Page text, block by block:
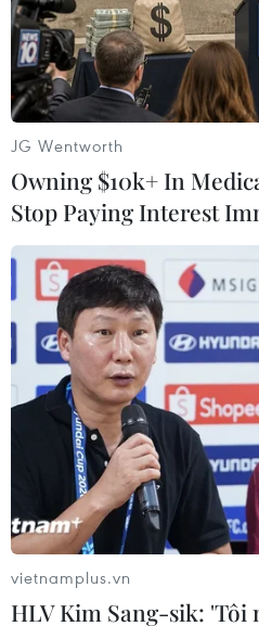
#Google #Gmail #Google+
Theo dõi VietnamPlus
TIN CÙNG CHUYÊN
Naver và NVIDIA tăng tốc
“Nhà máy AI,” hướng tới
từ năm 2027
JG Wentworth
Owning $10k+ In
Stop Paying Interest
vietnamplus.vn
HLV Kim Sang-sik: 'Tôi